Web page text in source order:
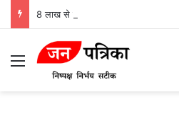
Menu